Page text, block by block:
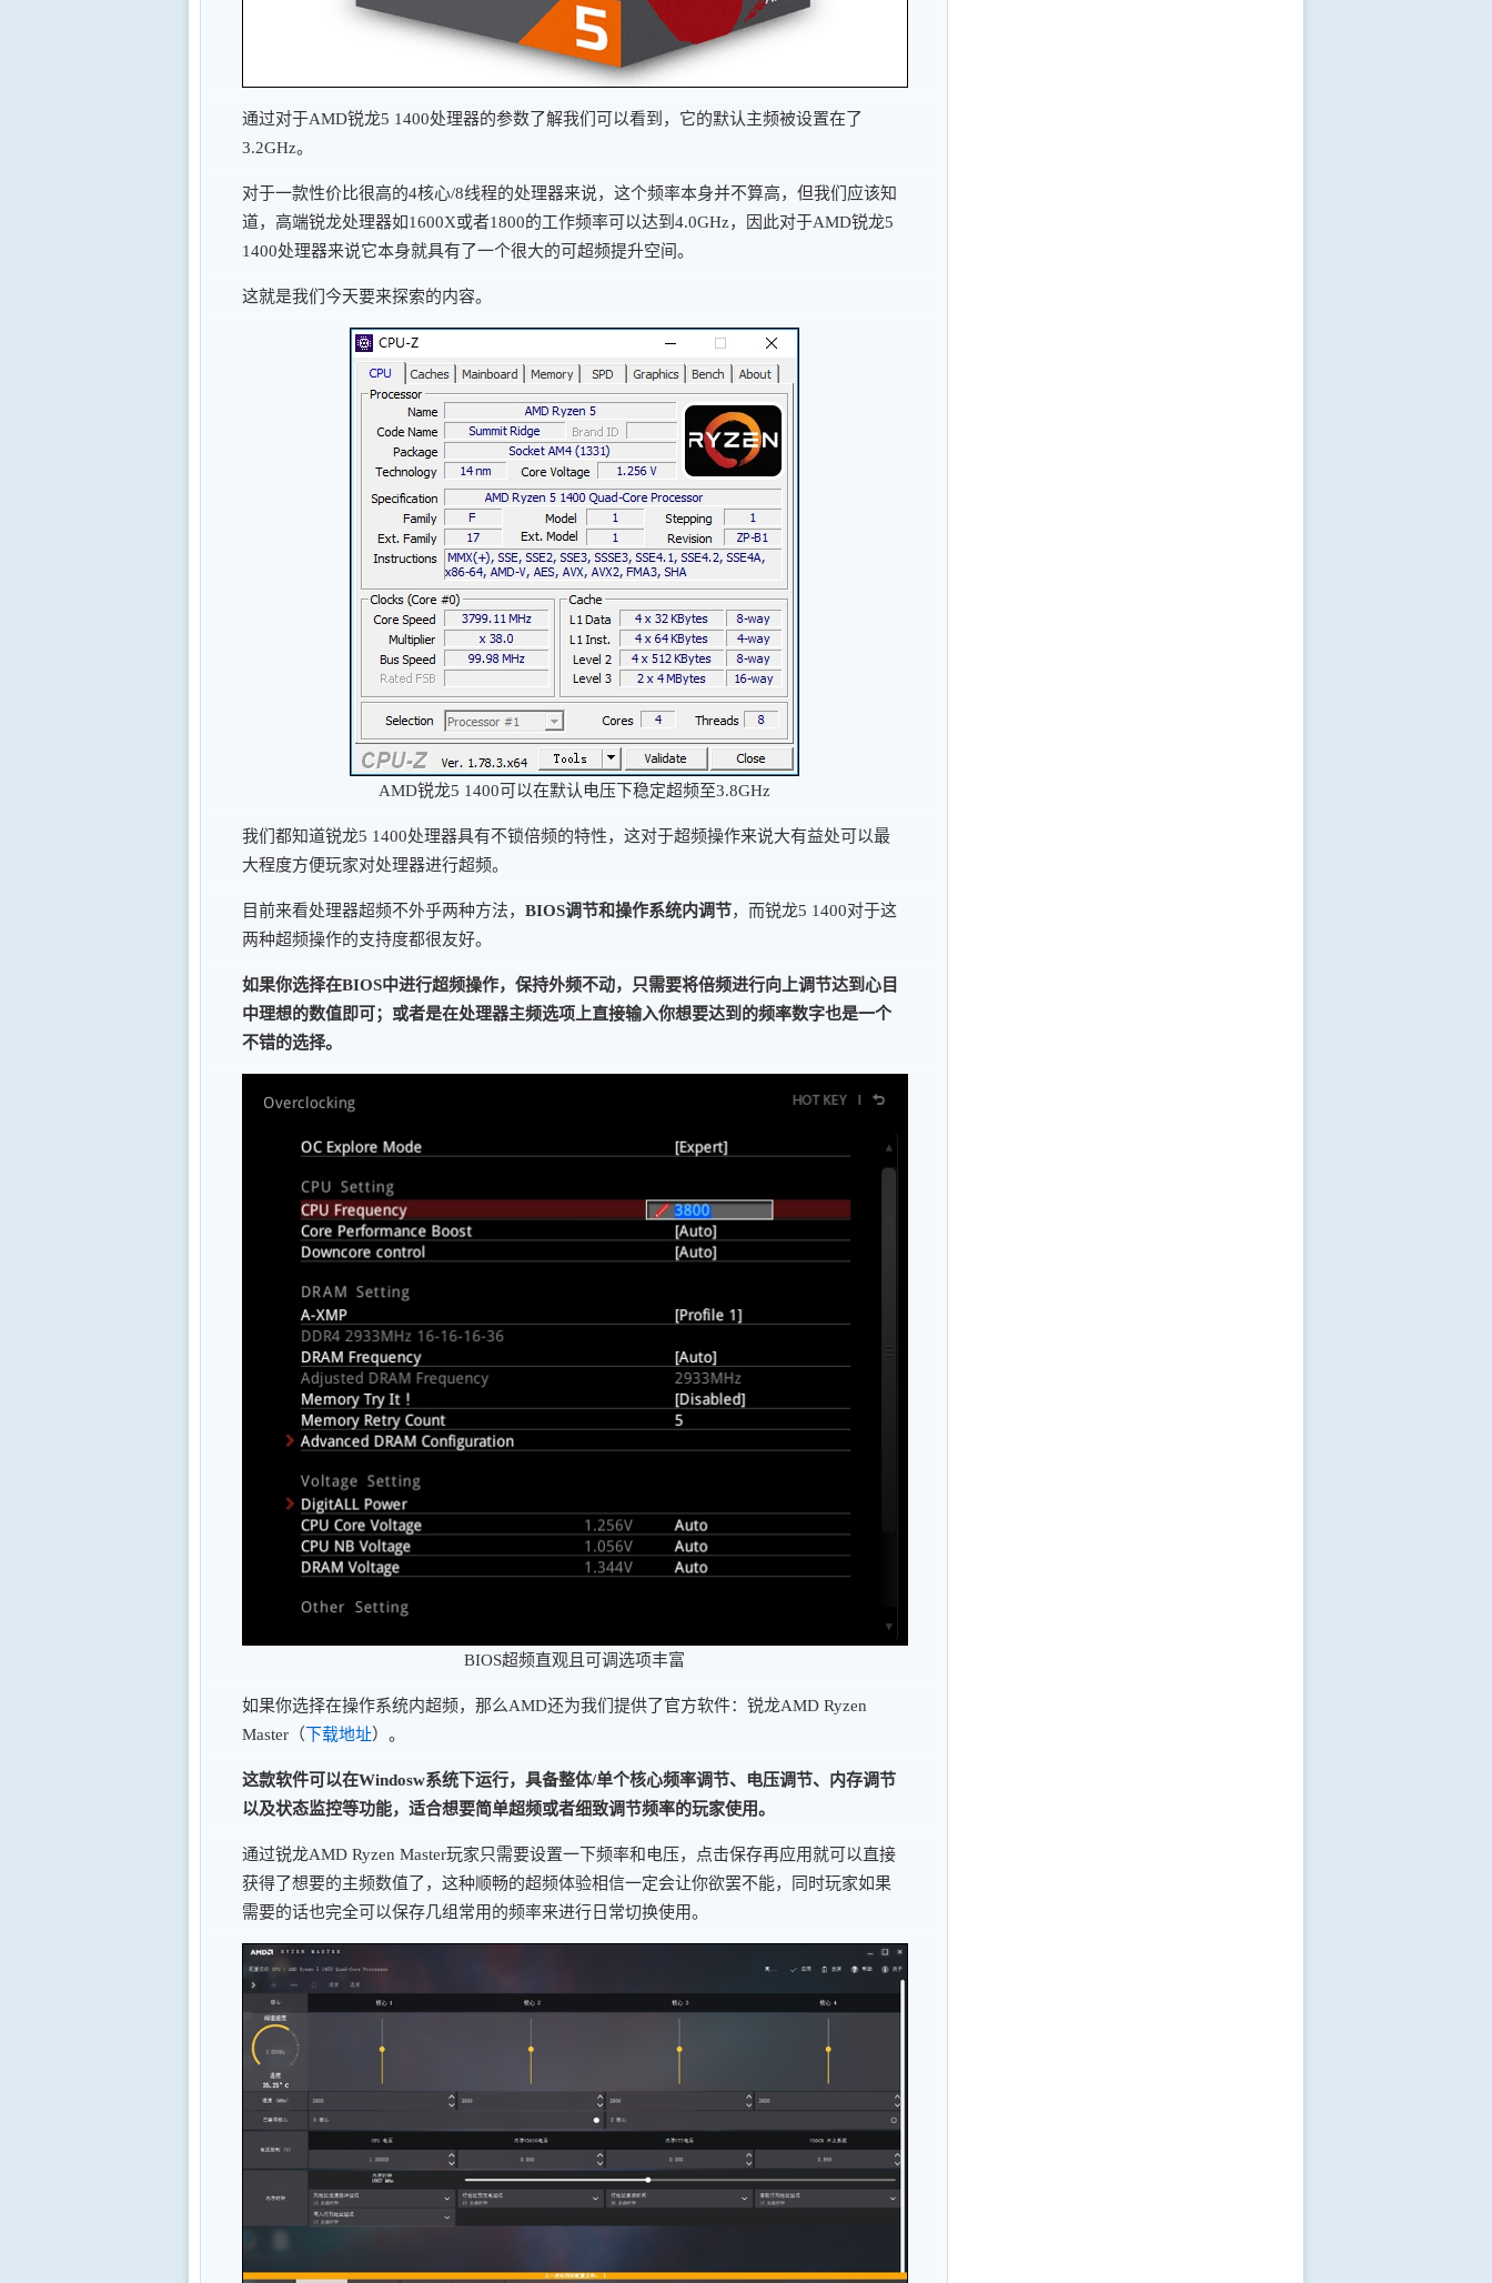
通过对于AMD锐龙5 1400处理器的参数了解我们可以看到，它的默认主频被设置在了
3.2GHz。
对于一款性价比很高的4核心/8线程的处理器来说，这个频率本身并不算高，但我们应该知
道，高端锐龙处理器如1600X或者1800的工作频率可以达到4.0GHz，因此对于AMD锐龙5
1400处理器来说它本身就具有了一个很大的可超频提升空间。
这就是我们今天要来探索的内容。
AMD锐龙5 1400可以在默认电压下稳定超频至3.8GHz
我们都知道锐龙5 1400处理器具有不锁倍频的特性，这对于超频操作来说大有益处可以最
大程度方便玩家对处理器进行超频。
目前来看处理器超频不外乎两种方法， BIOS调节和操作系统内调节，而锐龙5 1400对于这
两种超频操作的支持度都很友好。
如果你选择在BIOS中进行超频操作，保持外频不动，只需要将倍频进行向上调节达到心目
中理想的数值即可；或者是在处理器主频选项上直接输入你想要达到的频率数字也是一个
不错的选择。
BIOS超频直观且可调选项丰富
如果你选择在操作系统内超频，那么AMD还为我们提供了官方软件：锐龙AMD Ryzen
Master（下载地址）。
这款软件可以在Windosw系统下运行，具备整体/单个核心频率调节、电压调节、内存调节
以及状态监控等功能，适合想要简单超频或者细致调节频率的玩家使用。
通过锐龙AMD Ryzen Master玩家只需要设置一下频率和电压，点击保存再应用就可以直接
获得了想要的主频数值了，这种顺畅的超频体验相信一定会让你欲罢不能，同时玩家如果
需要的话也完全可以保存几组常用的频率来进行日常切换使用。